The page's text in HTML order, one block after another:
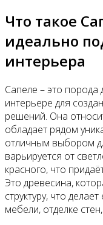
Что такое
идеально
интерьера
Сапеле – это порода
интерьере для
решений. Она
обладает рядом
отличным выбором
варьируется от
красного, что
Это древесина,
структуру, что
мебели, отделке